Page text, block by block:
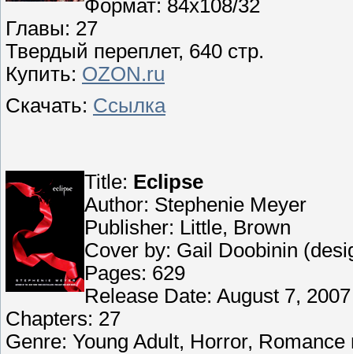
Формат: 84x108/32
Главы: 27
Твердый переплет, 640 стр.
Купить: OZON.ru
Скачать: Ссылка
Title: Eclipse
Author: Stephenie Meyer
Publisher: Little, Brown
Cover by: Gail Doobinin
Pages: 629
Release Date: August 7,
Chapters: 27
Genre: Young Adult, Horror, Romance